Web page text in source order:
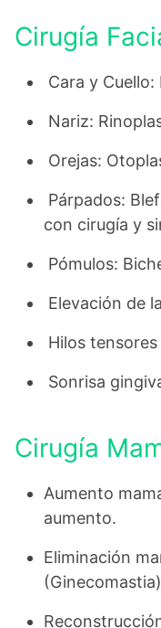
Cirugía
Cara y
Nariz:
Orejas:
Párpados:
con cirugía y
Pómulos:
Elevación de
Hilos
Sonrisa
Cirugía
Aumento
aumento.
Eliminación